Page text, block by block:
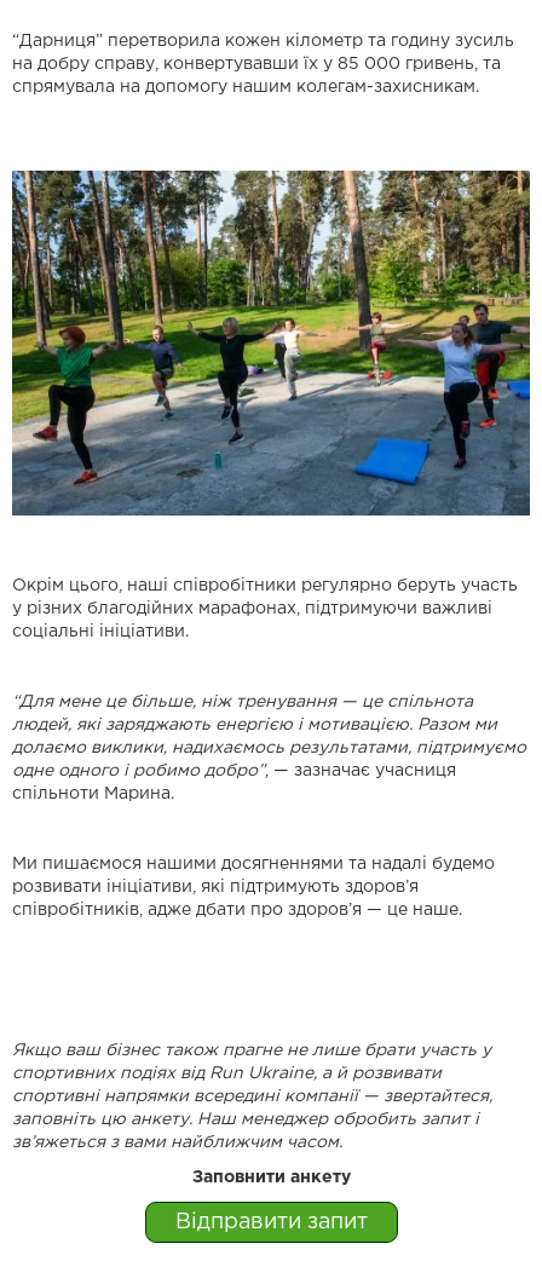
“Дарниця” перетворила кожен кілометр та годину зусиль
на добру справу, конвертувавши їх у 85 000 гривень, та
спрямувала на допомогу нашим колегам-захисникам.
Окрім цього, наші співробітники регулярно беруть участь
у різних благодійних марафонах, підтримуючи важливі
соціальні ініціативи.
“Для мене це більше, ніж тренування — це спільнота
людей, які заряджають енергією і мотивацією. Разом ми
долаємо виклики, надихаємось результатами, підтримуємо
одне одного і робимо добро”, — зазначає учасниця
спільноти Марина.
Ми пишаємося нашими досягненнями та надалі будемо
розвивати ініціативи, які підтримують здоров’я
співробітників, адже дбати про здоров’я — це наше.
Якщо ваш бізнес також прагне не лише брати участь у
спортивних подіях від Run Ukraine, а й розвивати
спортивні напрямки всередині компанії — звертайтеся,
заповніть цю анкету. Наш менеджер обробить запит і
зв’яжеться з вами найближчим часом.
Заповнити анкету
Відправити запит